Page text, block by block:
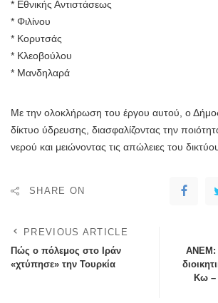
* Εθνικής Αντιστάσεως
* Φιλίνου
* Κορυτσάς
* Κλεοβούλου
* Μανδηλαρά
Με την ολοκλήρωση του έργου αυτού, ο
δίκτυο ύδρευσης, διασφαλίζοντας την
νερού και μειώνοντας τις απώλειες του
SHARE ON
PREVIOUS ARTICLE
Πώς ο πόλεμος στο Ιράν
«χτύπησε» την Τουρκία
ΑΝΕΜ:
Κω –